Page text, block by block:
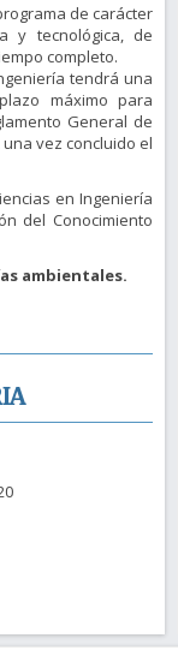
de carácter
y tecnológica, de
completo.
tendrá una
máximo para
General de
vez concluido el
en Ingeniería
del Conocimiento
ambientales.